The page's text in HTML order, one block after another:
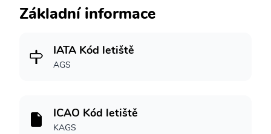
Základní informace
IATA Kód letiště
AGS
ICAO Kód letiště
KAGS